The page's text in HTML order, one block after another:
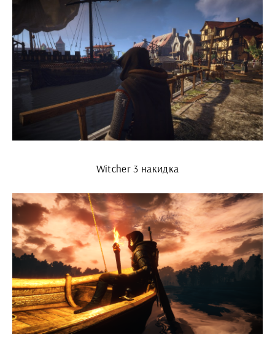
Witcher 3 накидка